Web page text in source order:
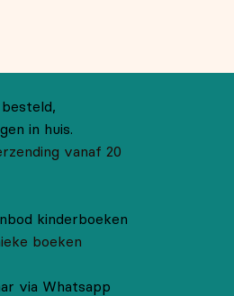
besteld,
in huis.
vanaf 20
kinderboeken
boeken
via Whatsapp